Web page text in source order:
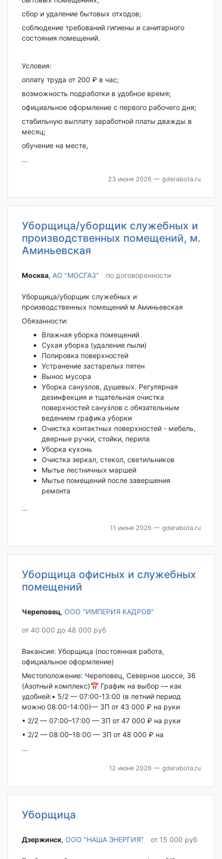
сбор и удаление бытовых отходов;
соблюдение требований гигиены и санитарного
состояния помещений.
Условия:
оплату труда от 200 ₽ в час;
возможность подработки в удобное время;
официальное оформление с первого рабочего дня;
стабильную выплату заработной платы дважды в
месяц;
обучение на месте,
...
23 июня 2026 — gderabota.ru
Уборщица/уборщик служебных и
производственных помещений, м.
Аминьевская
Москва‎, АО "МОСГАЗ" по договоренности
Уборщица/уборщик служебных и
производственных помещений м Аминьевская
Обязанности:
Влажная уборка помещений
Сухая уборка (удаление пыли)
Полировка поверхностей
Устранение застарелых пятен
Вынос мусора
Уборка санузлов, душевых. Регулярная
дезинфекция и тщательная очистка
поверхностей санузлов с обязательным
ведением графика уборки
Очистка контактных поверхностей - мебель,
дверные ручки, стойки, перила
Уборка кухонь
Очистка зеркал, стекол, светильников
Мытье лестничных маршей
Мытье помещений после завершения
ремонта
...
11 июня 2026 — gderabota.ru
Уборщица офисных и служебных
помещений
Череповец‎, ООО "ИМПЕРИЯ КАДРОВ"
от 40 000 до 48 000 руб
Вакансия: Уборщица (постоянная работа,
официальное оформление)
Местоположение: Череповец, Северное шоссе, 36
(Азотный комплекс)📅 График на выбор — как
удобней:• 5/2 — 07:00-13:00 (в летний период
можно 08:00-14:00)— ЗП от 43 000 ₽ на руки
• 2/2 — 07:00–17:00 — ЗП от 47 000 ₽ на руки
• 2/2 — 08:00–18:00 — ЗП от 48 000 ₽ на
...
12 июня 2026 — gderabota.ru
Уборщица
Дзержинск‎, ООО "НАША ЭНЕРГИЯ" от 15 000 руб